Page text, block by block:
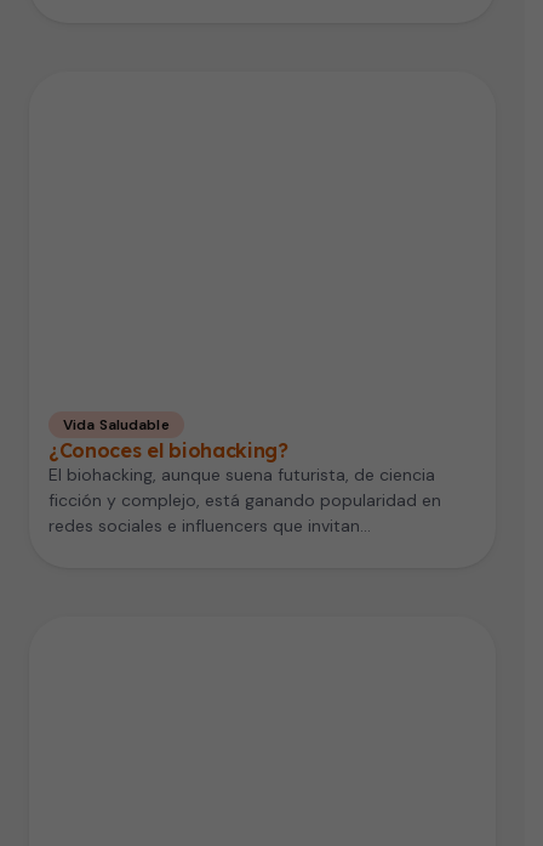
Vida Saludable
¿Conoces el biohacking?
El biohacking, aunque suena futurista, de ciencia
ficción y complejo, está ganando popularidad en
redes sociales e influencers que invitan…